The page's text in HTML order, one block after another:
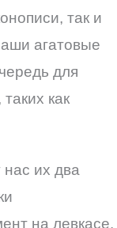
так и
агатовые
для
как
нас их два
на левкасе.